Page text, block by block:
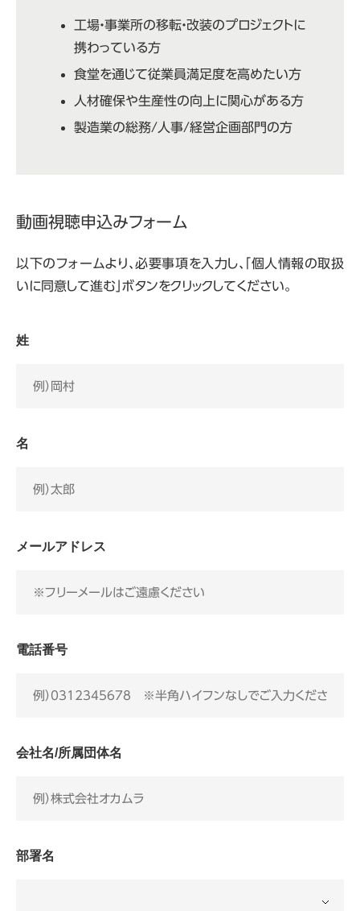
工場・事業所の移転・改装のプロジェクトに
携わっている方
食堂を通じて従業員満足度を高めたい方
人材確保や生産性の向上に関心がある方
製造業の総務/人事/経営企画部門の方
動画視聴申込みフォーム
以下のフォームより、必要事項を入力し、「個人情報の取扱
いに同意して進む」ボタンをクリックしてください。
姓
名
メールアドレス
電話番号
会社名/所属団体名
部署名